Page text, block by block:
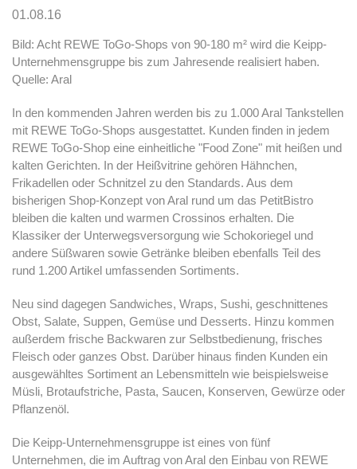
01.08.16
Bild: Acht REWE ToGo-Shops von 90-180 m² wird die Keipp-
Unternehmensgruppe bis zum Jahresende realisiert haben.
Quelle: Aral
In den kommenden Jahren werden bis zu 1.000 Aral Tankstellen
mit REWE ToGo-Shops ausgestattet. Kunden finden in jedem
REWE ToGo-Shop eine einheitliche "Food Zone" mit heißen und
kalten Gerichten. In der Heißvitrine gehören Hähnchen,
Frikadellen oder Schnitzel zu den Standards. Aus dem
bisherigen Shop-Konzept von Aral rund um das PetitBistro
bleiben die kalten und warmen Crossinos erhalten. Die
Klassiker der Unterwegsversorgung wie Schokoriegel und
andere Süßwaren sowie Getränke bleiben ebenfalls Teil des
rund 1.200 Artikel umfassenden Sortiments.
Neu sind dagegen Sandwiches, Wraps, Sushi, geschnittenes
Obst, Salate, Suppen, Gemüse und Desserts. Hinzu kommen
außerdem frische Backwaren zur Selbstbedienung, frisches
Fleisch oder ganzes Obst. Darüber hinaus finden Kunden ein
ausgewähltes Sortiment an Lebensmitteln wie beispielsweise
Müsli, Brotaufstriche, Pasta, Saucen, Konserven, Gewürze oder
Pflanzenöl.
Die Keipp-Unternehmensgruppe ist eines von fünf
Unternehmen, die im Auftrag von Aral den Einbau von REWE